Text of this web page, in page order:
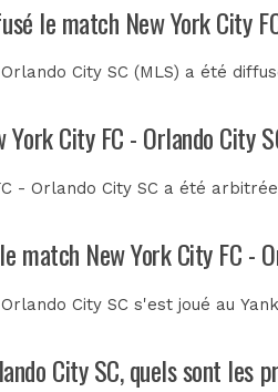
le match New York City
City SC (MLS) a été
City FC - Orlando City
- Orlando City SC a été
match New York City FC -
City SC s'est joué au
City SC, quels sont les